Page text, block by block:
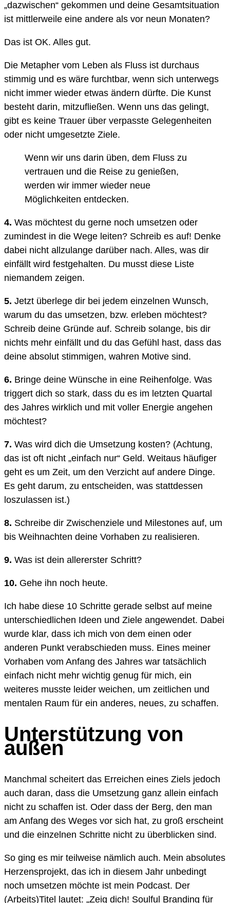
„dazwischen“ gekommen und deine Gesamtsituation
ist mittlerweile eine andere als vor neun Monaten?
Das ist OK. Alles gut.
Die Metapher vom Leben als Fluss ist durchaus
stimmig und es wäre furchtbar, wenn sich unterwegs
nicht immer wieder etwas ändern dürfte. Die Kunst
besteht darin, mitzufließen. Wenn uns das gelingt,
gibt es keine Trauer über verpasste Gelegenheiten
oder nicht umgesetzte Ziele.
Wenn wir uns darin üben, dem Fluss zu
vertrauen und die Reise zu genießen,
werden wir immer wieder neue
Möglichkeiten entdecken.
4. Was möchtest du gerne noch umsetzen oder
zumindest in die Wege leiten? Schreib es auf! Denke
dabei nicht allzulange darüber nach. Alles, was dir
einfällt wird festgehalten. Du musst diese Liste
niemandem zeigen.
5. Jetzt überlege dir bei jedem einzelnen Wunsch,
warum du das umsetzen, bzw. erleben möchtest?
Schreib deine Gründe auf. Schreib solange, bis dir
nichts mehr einfällt und du das Gefühl hast, dass das
deine absolut stimmigen, wahren Motive sind.
6. Bringe deine Wünsche in eine Reihenfolge. Was
triggert dich so stark, dass du es im letzten Quartal
des Jahres wirklich und mit voller Energie angehen
möchtest?
7. Was wird dich die Umsetzung kosten? (Achtung,
das ist oft nicht „einfach nur“ Geld. Weitaus häufiger
geht es um Zeit, um den Verzicht auf andere Dinge.
Es geht darum, zu entscheiden, was stattdessen
loszulassen ist.)
8. Schreibe dir Zwischenziele und Milestones auf, um
bis Weihnachten deine Vorhaben zu realisieren.
9. Was ist dein allererster Schritt?
10. Gehe ihn noch heute.
Ich habe diese 10 Schritte gerade selbst auf meine
unterschiedlichen Ideen und Ziele angewendet. Dabei
wurde klar, dass ich mich von dem einen oder
anderen Punkt verabschieden muss. Eines meiner
Vorhaben vom Anfang des Jahres war tatsächlich
einfach nicht mehr wichtig genug für mich, ein
weiteres musste leider weichen, um zeitlichen und
mentalen Raum für ein anderes, neues, zu schaffen.
Unterstützung von
außen
Manchmal scheitert das Erreichen eines Ziels jedoch
auch daran, dass die Umsetzung ganz allein einfach
nicht zu schaffen ist. Oder dass der Berg, den man
am Anfang des Weges vor sich hat, zu groß erscheint
und die einzelnen Schritte nicht zu überblicken sind.
So ging es mir teilweise nämlich auch. Mein absolutes
Herzensprojekt, das ich in diesem Jahr unbedingt
noch umsetzen möchte ist mein Podcast. Der
(Arbeits)Titel lautet: „Zeig dich! Soulful Branding für